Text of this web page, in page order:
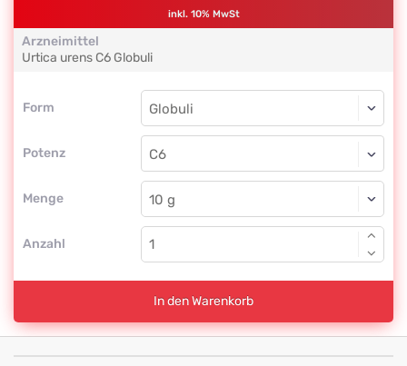
inkl. 10% MwSt
Arzneimittel
Urtica urens C6 Globuli
Form
Form
Potenz
Globuli
C6
Menge
Globuli
Anzahl
In den Warenkorb